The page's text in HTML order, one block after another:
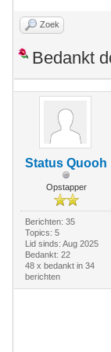
Zoek
Bedankt
Status Quooh
Opstapper
Berichten: 35
Topics: 5
Lid sinds: Aug 2025
Bedankt: 22
48 x bedankt in 34
berichten